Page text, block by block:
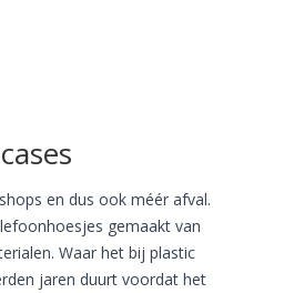
en dus ook méér afval.
gemaakt van
Waar het bij plastic
jaren duurt voordat het